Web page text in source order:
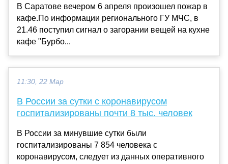
В Саратове вечером 6 апреля произошел пожар в
кафе.По информации регионального ГУ МЧС, в
21.46 поступил сигнал о загорании вещей на кухне
кафе "Бурбо...
11:30, 22 Мар
В России за сутки с коронавирусом
госпитализированы почти 8 тыс. человек
В России за минувшие сутки были
госпитализированы 7 854 человека с
коронавирусом, следует из данных оперативного